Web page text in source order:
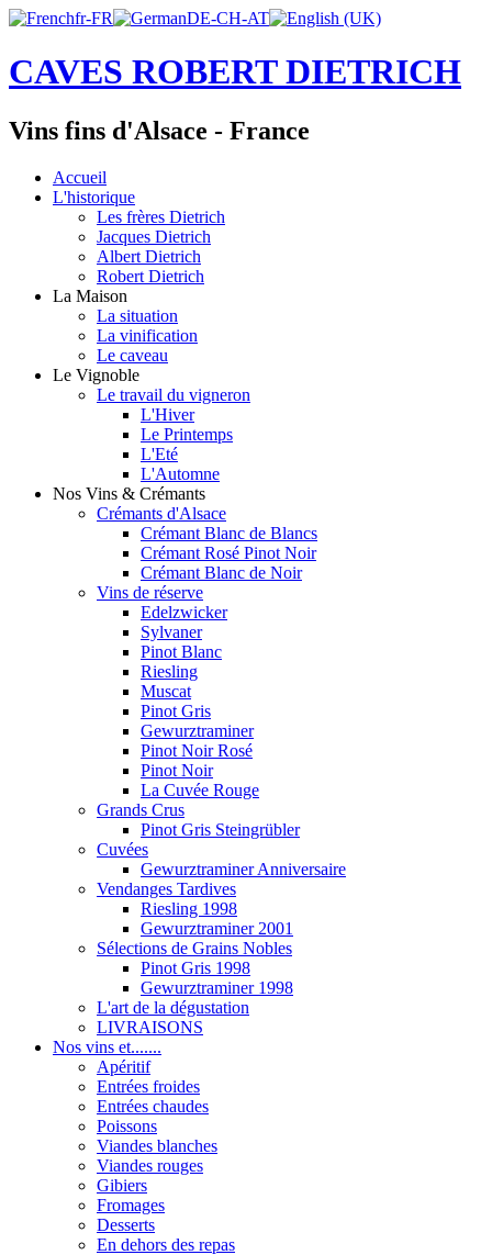
CAVES ROBERT DIETRICH
Vins fins d'Alsace - France
Accueil
L'historique
Les frères Dietrich
Jacques Dietrich
Albert Dietrich
Robert Dietrich
La Maison
La situation
La vinification
Le caveau
Le Vignoble
Le travail du vigneron
L'Hiver
Le Printemps
L'Eté
L'Automne
Nos Vins & Crémants
Crémants d'Alsace
Crémant Blanc de Blancs
Crémant Rosé Pinot Noir
Crémant Blanc de Noir
Vins de réserve
Edelzwicker
Sylvaner
Pinot Blanc
Riesling
Muscat
Pinot Gris
Gewurztraminer
Pinot Noir Rosé
Pinot Noir
La Cuvée Rouge
Grands Crus
Pinot Gris Steingrübler
Cuvées
Gewurztraminer Anniversaire
Vendanges Tardives
Riesling 1998
Gewurztraminer 2001
Sélections de Grains Nobles
Pinot Gris 1998
Gewurztraminer 1998
L'art de la dégustation
LIVRAISONS
Nos vins et.......
Apéritif
Entrées froides
Entrées chaudes
Poissons
Viandes blanches
Viandes rouges
Gibiers
Fromages
Desserts
En dehors des repas